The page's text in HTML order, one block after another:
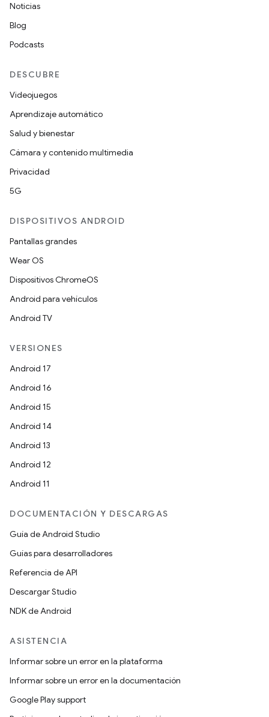
Noticias
Blog
Podcasts
DESCUBRE
Videojuegos
Aprendizaje automático
Salud y bienestar
Cámara y contenido multimedia
Privacidad
5G
DISPOSITIVOS ANDROID
Pantallas grandes
Wear OS
Dispositivos ChromeOS
Android para vehículos
Android TV
VERSIONES
Android 17
Android 16
Android 15
Android 14
Android 13
Android 12
Android 11
DOCUMENTACIÓN Y DESCARGAS
Guía de Android Studio
Guías para desarrolladores
Referencia de API
Descargar Studio
NDK de Android
ASISTENCIA
Informar sobre un error en la plataforma
Informar sobre un error en la documentación
Google Play support